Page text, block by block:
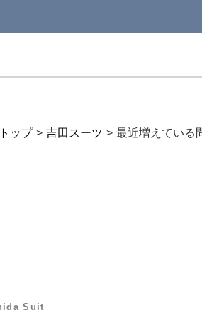
ップ > 吉田スーツ > 最近増えている
Suit